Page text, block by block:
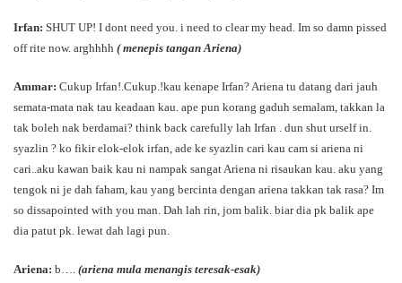
Irfan: SHUT UP! I dont need you. i need to clear my head. Im so damn pissed
off rite now. arghhhh ( menepis tangan Ariena)
Ammar: Cukup Irfan!.Cukup.!kau kenape Irfan? Ariena tu datang dari jauh
semata-mata nak tau keadaan kau. ape pun korang gaduh semalam, takkan la
tak boleh nak berdamai? think back carefully lah Irfan . dun shut urself in.
syazlin ? ko fikir elok-elok irfan, ade ke syazlin cari kau cam si ariena ni
cari..aku kawan baik kau ni nampak sangat Ariena ni risaukan kau. aku yang
tengok ni je dah faham, kau yang bercinta dengan ariena takkan tak rasa? Im
so dissapointed with you man. Dah lah rin, jom balik. biar dia pk balik ape
dia patut pk. lewat dah lagi pun.
Ariena: b…. (ariena mula menangis teresak-esak)